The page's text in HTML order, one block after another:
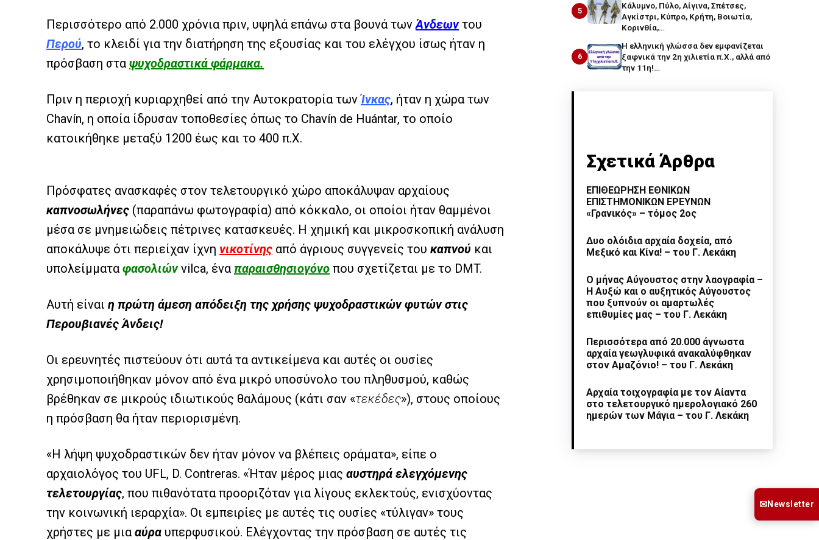
Περισσότερο από 2.000 χρόνια πριν, υψηλά επάνω στα βουνά τωνΆνδεωντου
Περού, το κλειδί για την διατήρηση της εξουσίας και του ελέγχου ίσως ήταν η
πρόσβαση στα ψυχοδραστικά φάρμακα.
Πριν η περιοχή κυριαρχηθεί από την Αυτοκρατορία τωνΊνκας, ήταν η χώρα των
Chavín, η οποία ίδρυσαν τοποθεσίες όπως το Chavín de Huántar, το οποίο
κατοικήθηκε μεταξύ 1200 έως και το 400 π.Χ.
Πρόσφατες ανασκαφές στον τελετουργικό χώρο αποκάλυψαν αρχαίους
καπνοσωλήνες (παραπάνω φωτογραφία) από κόκκαλο, οι οποίοι ήταν θαμμένοι
μέσα σε μνημειώδεις πέτρινες κατασκευές. Η χημική και μικροσκοπική ανάλυση
αποκάλυψε ότι περιείχαν ίχνη νικοτίνης από άγριους συγγενείς του καπνού και
υπολείμματα φασολιώνvilca, ένα παραισθησιογόνο που σχετίζεται με το DMT.
Αυτή είναι η πρώτη άμεση απόδειξη της χρήσης ψυχοδραστικών φυτών στις
Περουβιανές Άνδεις!
Οι ερευνητές πιστεύουν ότι αυτά τα αντικείμενα και αυτές οι ουσίες
χρησιμοποιήθηκαν μόνον από ένα μικρό υποσύνολο του πληθυσμού, καθώς
βρέθηκαν σε μικρούς ιδιωτικούς θαλάμους (κάτι σαν «τεκέδες»), στους οποίους
η πρόσβαση θα ήταν περιορισμένη.
«Η λήψη ψυχοδραστικών δεν ήταν μόνον να βλέπεις οράματα», είπε ο
αρχαιολόγος του UFL, D. Contreras. «Ήταν μέρος μιας αυστηρά ελεγχόμενης
τελετουργίας, που πιθανότατα προοριζόταν για λίγους εκλεκτούς, ενισχύοντας
την κοινωνική ιεραρχία». Οι εμπειρίες με αυτές τις ουσίες «τύλιγαν» τους
χρήστες με μια αύρα υπερφυσικού. Ελέγχοντας την πρόσβαση σε αυτές τις
5
Κάλυμνο, Πύλο, Αίγινα, Σπέτσες,
Αγκίστρι, Κύπρο, Κρήτη, Βοιωτία,
Κορινθία,…
6
Η ελληνική γλώσσα δεν εμφανίζεται
ξαφνικά την 2η χιλιετία π.Χ., αλλά από
την 11η!…
Σχετικά Άρθρα
ΕΠΙΘΕΩΡΗΣΗ ΕΘΝΙΚΩΝ
ΕΠΙΣΤΗΜΟΝΙΚΩΝ ΕΡΕΥΝΩΝ
«Γρανικός» – τόμος 2ος
Δυο ολόιδια αρχαία δοχεία, από
Μεξικό και Κίνα! – του Γ. Λεκάκη
Ο μήνας Αύγουστος στην λαογραφία –
Η Αυξώ και ο αυξητικός Αύγουστος
που ξυπνούν οι αμαρτωλές
επιθυμίες μας – του Γ. Λεκάκη
Περισσότερα από 20.000 άγνωστα
αρχαία γεωγλυφικά ανακαλύφθηκαν
στον Αμαζόνιο! – του Γ. Λεκάκη
Αρχαία τοιχογραφία με τον Αίαντα
στο τελετουργικό ημερολογιακό 260
ημερών των Μάγια – του Γ. Λεκάκη
✉Newsletter